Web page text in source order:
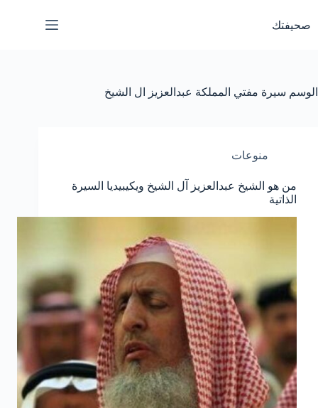
المحتوى
صحيفتك
الوسم سيرة مفتي المملكة عبدالعزيز ال الشيخ
منوعات
من هو الشيخ عبدالعزيز آل الشيخ ويكيبيديا السيرة
الذاتية